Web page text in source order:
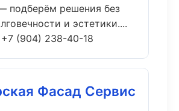
подберём решения без
и эстетики....
+7 (904) 238-40-18
Фасад Сервис